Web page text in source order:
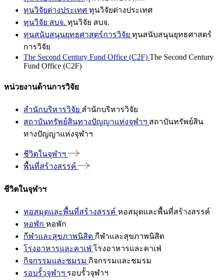
ทุนวิจัยต่างประเทศ ทุนวิจัยต่างประเทศ
ทุนวิจัย สบจ. ทุนวิจัย สบจ.
ทุนสนับสนุนยุทธศาสตร์การวิจัย ทุนสนับสนุนยุทธศาสตร์
การวิจัย
The Second Century Fund Office (C2F) The Second Century
Fund Office (C2F)
หน่วยงานด้านการวิจัย
สำนักบริหารวิจัย สำนักบริหารวิจัย
สถาบันทรัพย์สินทางปัญญาแห่งจุฬาฯ สถาบันทรัพย์สิน
ทางปัญญาแห่งจุฬาฯ
ชีวิตในจุฬาฯ
พื้นที่สร้างสรรค์
ชีวิตในจุฬาฯ
หอสมุดและพื้นที่สร้างสรรค์ หอสมุดและพื้นที่สร้างสรรค์
หอพัก หอพัก
กีฬาและสุขภาพนิสิต กีฬาและสุขภาพนิสิต
โรงอาหารและคาเฟ่ โรงอาหารและคาเฟ่
กิจกรรมและชมรม กิจกรรมและชมรม
รอบรั้วจุฬาฯ รอบรั้วจุฬาฯ